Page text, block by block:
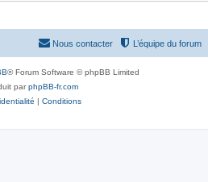
L’équipe du forum
Nous contacter
® Forum Software © phpBB Limited
parphpBB-fr.com
| Conditions